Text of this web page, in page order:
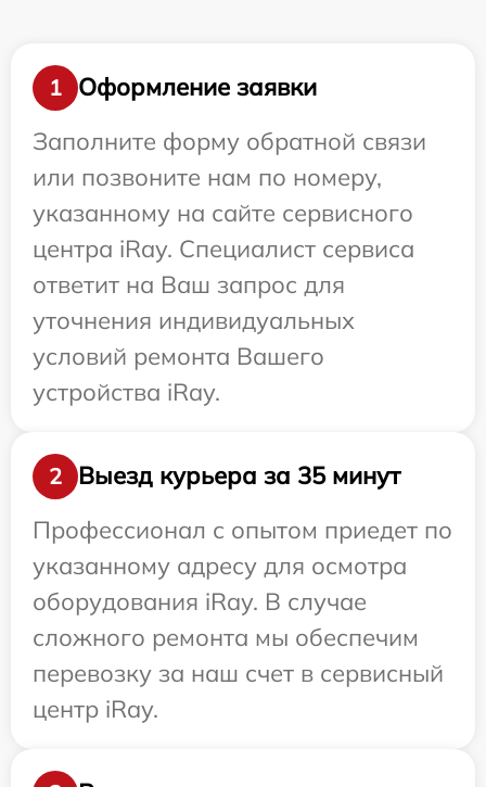
1
Оформление заявки
Заполните форму обратной связи
или позвоните нам по номеру,
указанному на сайте сервисного
центра iRay. Специалист сервиса
ответит на Ваш запрос для
уточнения индивидуальных
условий ремонта Вашего
устройства iRay.
2
Выезд курьера за 35 минут
Профессионал с опытом приедет по
указанному адресу для осмотра
оборудования iRay. В случае
сложного ремонта мы обеспечим
перевозку за наш счет в сервисный
центр iRay.